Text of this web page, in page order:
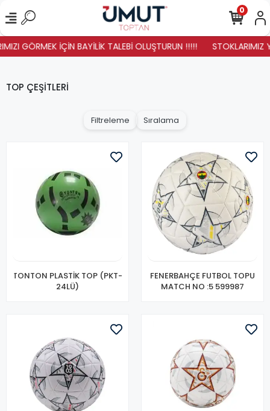
GÖRMEK İÇİN BAYİLİK TALEBİ OLUŞTURUN !!!!! STOKLARIMIZ
0
TOP ÇEŞİTLERİ
Filtreleme Sıralama
TONTON PLASTİK TOP (PKT-
24LÜ)
FENERBAHÇE FUTBOL TOPU
MATCH NO :5 599987